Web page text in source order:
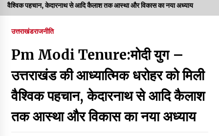
Minorities Rights Day : विश्व अल्पसंख्यक अधिकार दिवस
कार्यक्रम में शामिल हुए सीएम,आधुनिक मदरसों का नाम अब्दुल कलाम के नाम
Thought Of The Day 7 September
September 7, 2023
Thought Of The Day 6 September
September 6, 2023
वैश्विक पहचान, केदारनाथ से आदि कैलाश तक आस्था और विकास का नया अध्याय
उत्तराखंडराजनीति
Pm Modi Tenure:मोदी युग –
उत्तराखंड की आध्यात्मिक धरोहर को मिली
वैश्विक पहचान, केदारनाथ से आदि कैलाश
तक आस्था और विकास का नया अध्याय